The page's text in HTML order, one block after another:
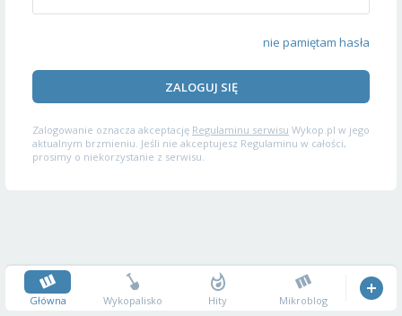
nie pamiętam hasła
ZALOGUJ SIĘ
Zalogowanie oznacza akceptację Regulaminu serwisu Wykop.pl w jego
aktualnym brzmieniu. Jeśli nie akceptujesz Regulaminu w całości,
prosimy o niekorzystanie z serwisu.
Główna Wykopalisko Hity Mikroblog